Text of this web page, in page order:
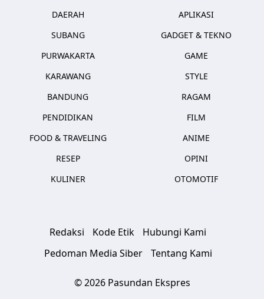
DAERAH
SUBANG
PURWAKARTA
KARAWANG
BANDUNG
PENDIDIKAN
FOOD & TRAVELING
RESEP
KULINER
APLIKASI
GADGET & TEKNO
GAME
STYLE
RAGAM
FILM
ANIME
OPINI
OTOMOTIF
Redaksi Kode Etik
Hubungi Kami
Pedoman Media Siber
Tentang Kami
© 2026 Pasundan Ekspres